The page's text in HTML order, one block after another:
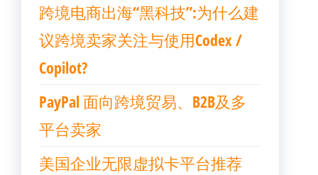
跨境电商出海“黑科技”:为什么建
议跨境卖家关注与使用Codex /
Copilot?
PayPal 面向跨境贸易、B2B及多
平台卖家
美国企业无限虚拟卡平台推荐